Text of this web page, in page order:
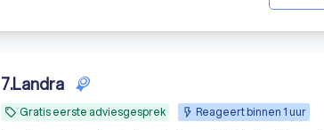
7.Landra
local_offer Gratis eerste adviesgesprek Reageert binnen 1 uur